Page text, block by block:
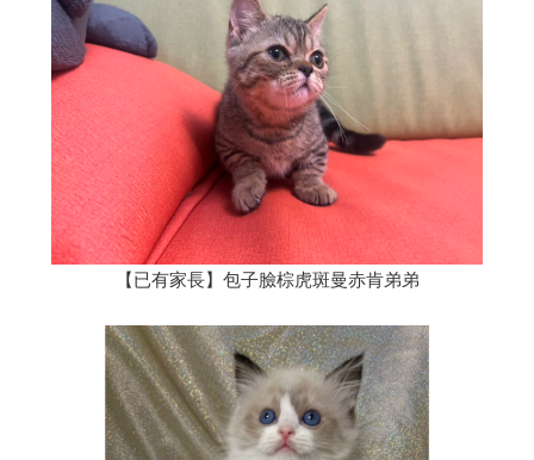
【已有家長】包子臉棕虎斑曼赤肯弟弟